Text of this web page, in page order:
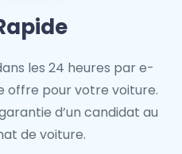
les 24 heures par e-
offre pour votre voiture.
d’un candidat au
de voiture.